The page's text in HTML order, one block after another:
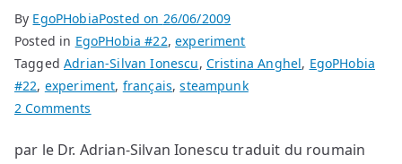
By EgoPHobiaPosted on 26/06/2009
Posted in EgoPHobia #22,experiment
TaggedAdrian-Silvan Ionescu, Cristina Anghel, EgoPHobia
#22, experiment, français,steampunk
2 Comments
de
par le Dr. Adrian-Silvan Ionescu traduit du roumain